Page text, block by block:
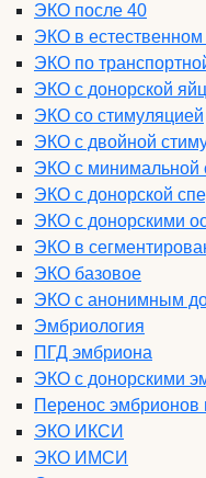
ЭКО после 40
ЭКО в естественном
ЭКО по
ЭКО с донорской
ЭКО со стимуляцией
ЭКО с двойной
ЭКО с минимальной
ЭКО с донорской
ЭКО с донорскими
ЭКО в
ЭКО базовое
ЭКО с анонимным
Эмбриология
ПГД эмбриона
ЭКО с донорскими
Перенос
ЭКО ИКСИ
ЭКО ИМСИ